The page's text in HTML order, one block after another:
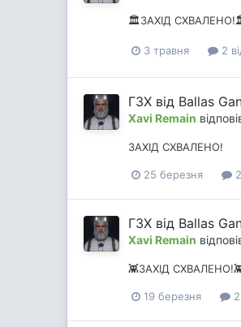
🏛️ЗАХІД
3 травня 2
ГЗХ від Ballas
Xavi Remain
ЗАХІД СХВАЛЕНО!
25 березня
ГЗХ від Ballas
Xavi Remain
👾ЗАХІД
19 березня